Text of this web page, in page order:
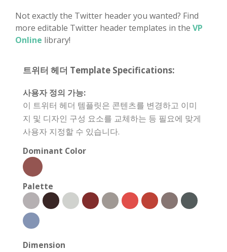
Not exactly the Twitter header you wanted? Find
more editable Twitter header templates in the VP
Online library!
트위터 헤더 Template Specifications:
사용자 정의 가능:
이 트위터 헤더 템플릿은 콘텐츠를 변경하고 이미
지 및 디자인 구성 요소를 교체하는 등 필요에 맞게
사용자 지정할 수 있습니다.
Dominant Color
Palette
Dimension